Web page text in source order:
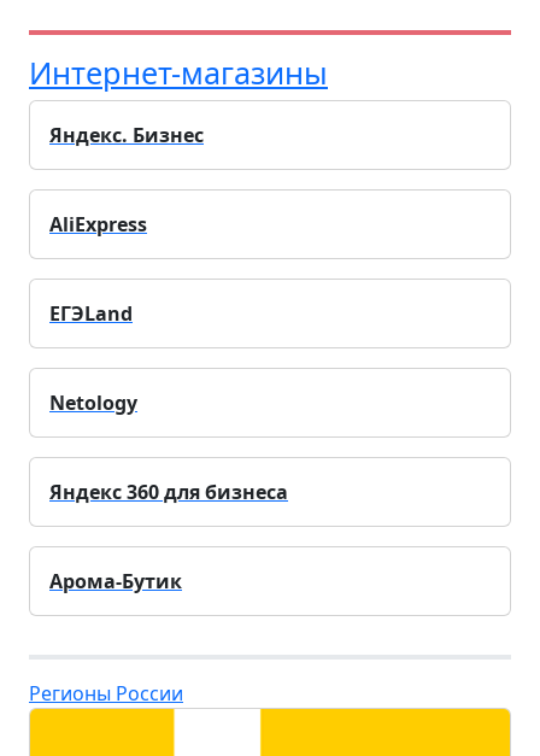
Интернет-магазины
Яндекс. Бизнес
AliExpress
ЕГЭLand
Netology
Яндекс 360 для бизнеса
Арома-Бутик
Регионы России